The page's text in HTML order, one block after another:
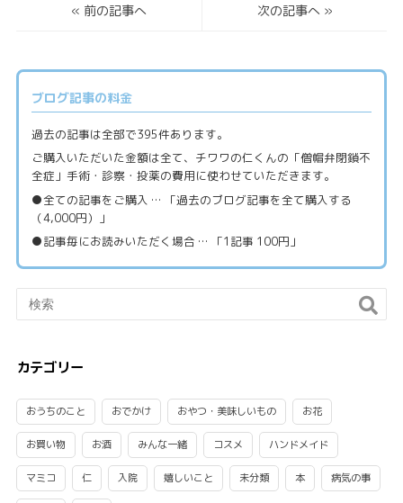
« 前の記事へ 次の記事へ»
ブログ記事の料金
過去の記事は全部で395件あります。
ご購入いただいた金額は全て、チワワの仁くんの「僧帽弁閉鎖不
全症」手術・診察・投薬の費用に使わせていただきます。
●全ての記事をご購入 … 「過去のブログ記事を全て購入する
（4,000円）」
●記事毎にお読みいただく場合 … 「1記事 100円」
カテゴリー
おうちのこと おでかけ おやつ・美味しいもの お花
お買い物 お酒 みんな一緒 コスメ ハンドメイド
マミコ 仁 入院 嬉しいこと 未分類 本 病気の事